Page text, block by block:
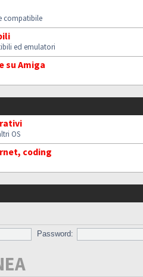
compatibile
ed emulatori
su Amiga
OS
coding
Password: